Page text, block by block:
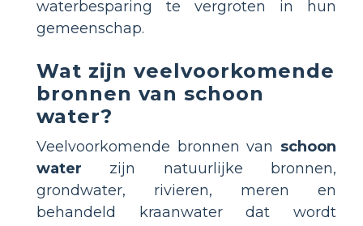
waterbesparing te vergroten in hun
gemeenschap.
Wat zijn veelvoorkomende
bronnen van schoon
water?
Veelvoorkomende bronnen van schoon
water zijn natuurlijke bronnen,
grondwater, rivieren, meren en
behandeld kraanwater dat wordt